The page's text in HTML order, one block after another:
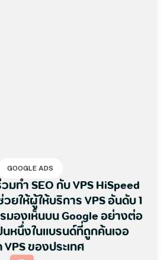
GOOGLE ADS
มทำ SEO กับ VPS HiSpeed
ยให้ผู้ให้บริการ VPS อันดับ 1
องเห็นบน Google อย่างต่อ
นหนึ่งในแบรนด์ที่ถูกค้นเจอ
ของประเทศ